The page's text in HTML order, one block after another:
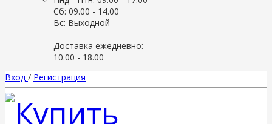
Сб: 09.00 - 14.00
Вс: Выходной
Доставка ежедневно:
10.00 - 18.00
Вход / Регистрация